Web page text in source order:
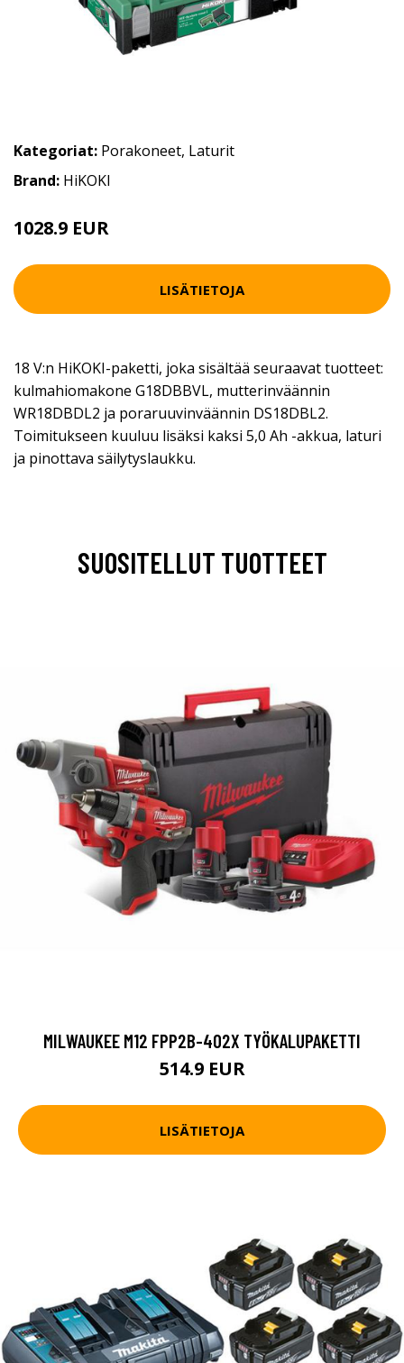
Kategoriat: Porakoneet, Laturit
Brand: HiKOKI
1028.9 EUR
LISÄTIETOJA
18 V:n HiKOKI-paketti, joka sisältää seuraavat tuotteet:
kulmahiomakone G18DBBVL, mutterinväännin
WR18DBDL2 ja poraruuvinväännin DS18DBL2.
Toimitukseen kuuluu lisäksi kaksi 5,0 Ah -akkua, laturi
ja pinottava säilytyslaukku.
SUOSITELLUT TUOTTEET
MILWAUKEE M12 FPP2B-402X TYÖKALUPAKETTI
514.9 EUR
LISÄTIETOJA